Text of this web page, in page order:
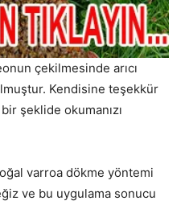
çekilmesinde arıcı
Kendisine teşekkür
şeklide okumanızı
varroa dökme yöntemi
ve bu uygulama sonucu